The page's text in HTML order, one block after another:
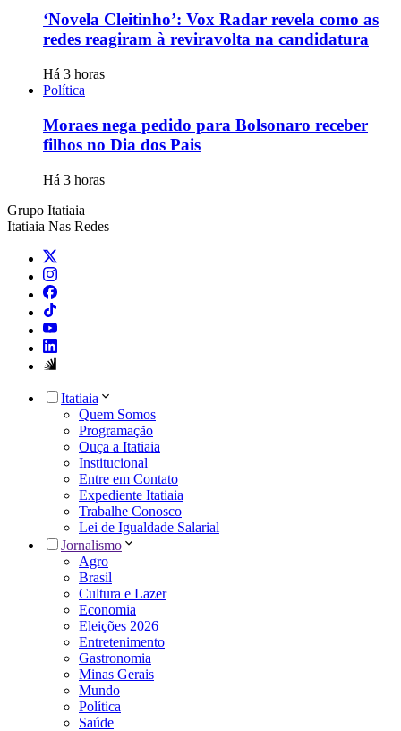
‘Novela Cleitinho’: Vox Radar revela como as
redes reagiram à reviravolta na candidatura
Há 3 horas
Política
Moraes nega pedido para Bolsonaro receber
filhos no Dia dos Pais
Há 3 horas
Grupo Itatiaia
Itatiaia Nas Redes
Itatiaia
Quem Somos
Programação
Ouça a Itatiaia
Institucional
Entre em Contato
Expediente Itatiaia
Trabalhe Conosco
Lei de Igualdade Salarial
Jornalismo
Agro
Brasil
Cultura e Lazer
Economia
Eleições 2026
Entretenimento
Gastronomia
Minas Gerais
Mundo
Política
Saúde